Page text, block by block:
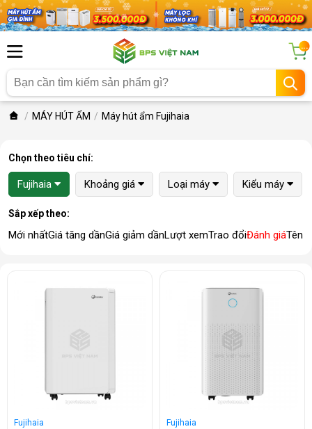
...
MÁY HÚT ẨM Máy hút ẩm Fujihaia
Chọn theo tiêu chí:
Fujihaia Khoảng giá Loại máy Kiểu máy
Sắp xếp theo:
Mới nhấtGiá tăng dầnGiá giảm dầnLượt xemTrao đổiĐánh giáTên
Fujihaia
Fujihaia